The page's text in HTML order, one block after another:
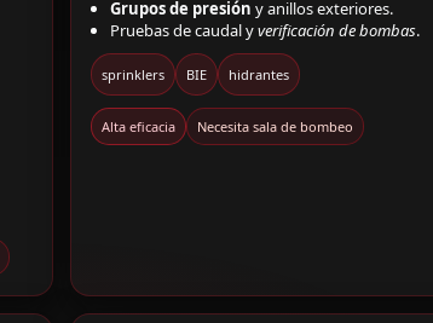
Grupos de presión y anillos exteriores.
Pruebas de caudal yverificación de bombas.
sprinklers BIE hidrantes
Alta eficacia Necesita sala de bombeo